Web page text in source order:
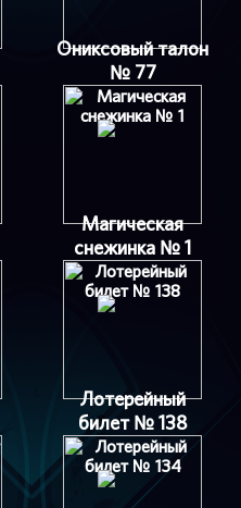
Ониксовый талон
№ 77
Магическая
снежинка № 1
Лотерейный
билет № 138